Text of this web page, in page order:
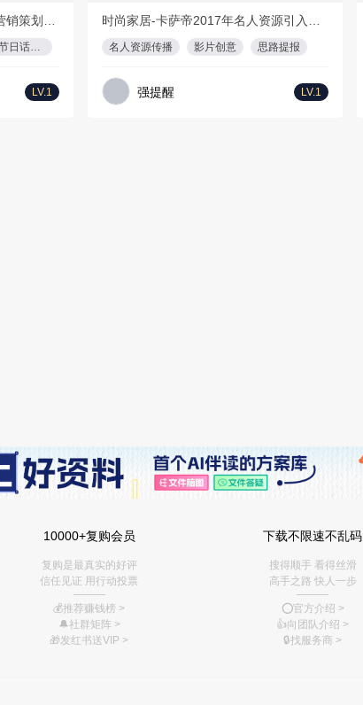
LV.1
名人资源传播 影片创意 思路提报
强提醒 LV.1
10000+复购会员
复购是最真实的好评
信任见证 用行动投票
———
💰推荐赚钱榜 >
🔔社群矩阵>
🎁发红书送VIP >
下载不限速不乱码
搜得顺手 看得丝滑
高手之路 快人一步
———
⭕️官方介绍 >
👍向团队介绍 >
🔒找服务商 >